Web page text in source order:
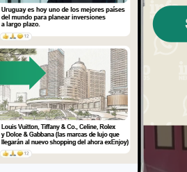
2026 (parte III): ¿cómo
nuevo estándar de
(Long video + Tik Tok
+ eventos)